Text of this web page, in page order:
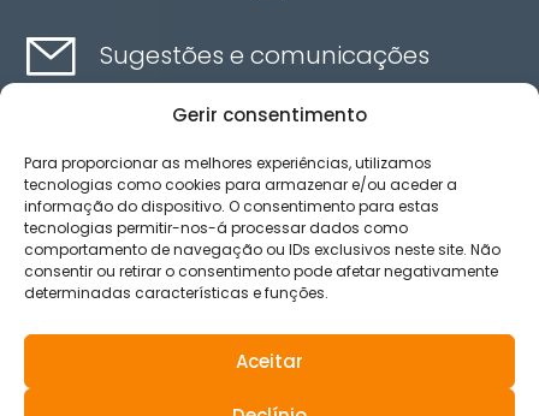
Gerir consentimento
Para proporcionar as melhores experiências, utilizamos
tecnologias como cookies para armazenar e/ou aceder a
informação do dispositivo. O consentimento para estas
tecnologias permitir-nos-á processar dados como
comportamento de navegação ou IDs exclusivos neste site. Não
consentir ou retirar o consentimento pode afetar negativamente
determinadas características e funções.
Aceitar
Sugestões e comunicações
Canal de ética
Aviso legal
Política de privacidad
Política de Cookies